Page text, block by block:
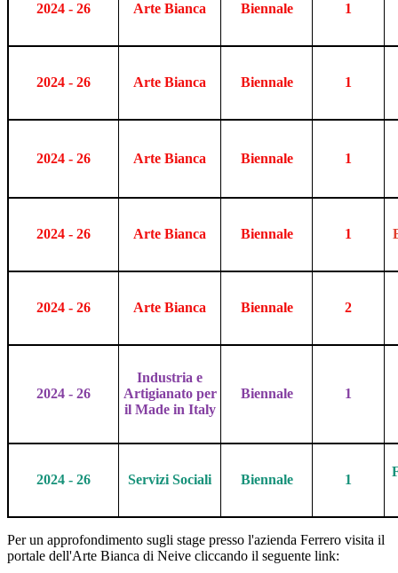
2024 - 26 Arte Bianca Biennale 1
2024 - 26 Arte Bianca Biennale 1
2024 - 26 Arte Bianca Biennale 1
2024 - 26 Arte Bianca Biennale 1
2024 - 26 Arte Bianca Biennale 2
2024 - 26
Industria e
Artigianato per
il Made in Italy
Biennale 1
2024 - 26 Servizi Sociali Biennale 1
Per un approfondimento sugli stage presso l'azienda Ferrero visita il
portale dell'Arte Bianca di Neive cliccando il seguente link: